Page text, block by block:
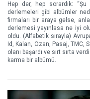
Hep der, hep sorardık:
derlemeleri gibi albümler
firmaları bir araya gelse,
derlemesi yayınlasa ne iyi
oldu. (Alfabetik sırayla)
Id, Kalan, Ozan, Pasaj, TMC,
olanı başardı ve sırt sırta
karma bir albümü.